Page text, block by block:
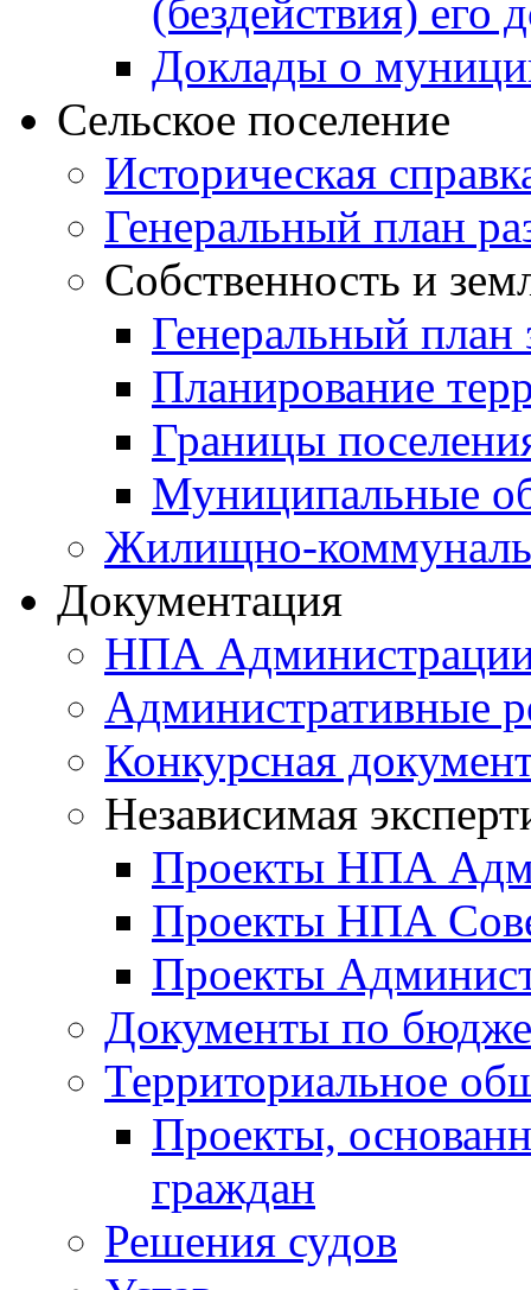
(бездействия)
Доклады о
Сельское поселение
Историческая
Генеральный план
Собственность и
Генеральный план
Планирование
Границы
Муниципальные
Жилищно-
Документация
НПА
Административные
Конкурсная
Независимая
Проекты НПА
Проекты НПА
Проекты
Документы по
Территориальное
Проекты,
граждан
Решения судов